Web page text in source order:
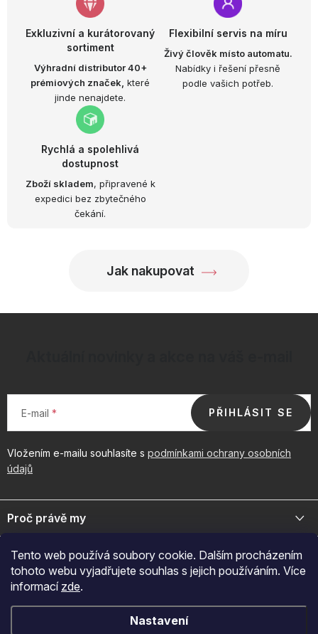
Tento web používá soubory cookie. Dalším procházením
tohoto webu vyjadřujete souhlas s jejich používáním. Více
informací zde.
Nastavení
Exkluzivní a kurátorovaný
sortiment
Výhradní distributor 40+
prémiových značek, které
jinde nenajdete.
Flexibilní servis na míru
Živý člověk místo automatu.
Nabídky i řešení přesně
podle vašich potřeb.
Rychlá a spolehlivá
dostupnost
Zboží skladem, připravené k
expedici bez zbytečného
čekání.
Jak nakupovat
E-mail
Vložením e-mailu souhlasíte s podmínkami ochrany osobních
údajů
PŘIHLÁSIT SE
á
pProč právě my
byznys. Spojte se s námi pro exkluzivní velkoobchodní nabídky.
+420 605 209 284
Po-Pá: 7:00-12:30 a 13:00-15:30
Důležité odkazy
Naš značky
O nákupu
Přijímáme online platby